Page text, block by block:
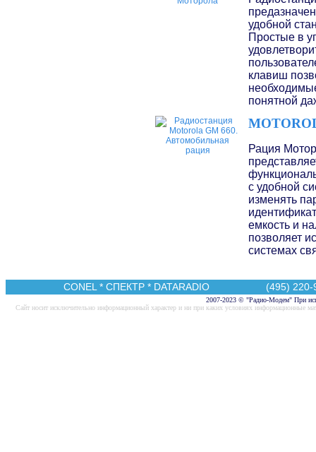
удобной
Простые в
клавиш
понятной
Рация
с удобной
изменять
емкость и
позволяет
системах
CONEL * СПЕКТР* DATARADIO(495) 220-
2007-2023 © "Радио-Модем" При
Cайт носит исключительно информационный характер и ни при каких условиях информационные